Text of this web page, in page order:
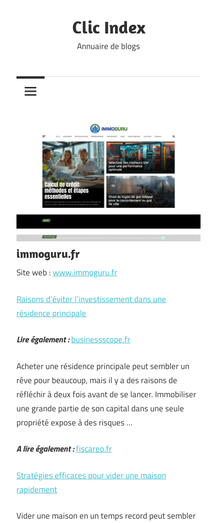
Clic Index
Annuaire de blogs
immoguru.fr
Site web :www.immoguru.fr
Raisons d’éviter l’investissement dans une
résidence principale
Lire également :businessscope.fr
Acheter une résidence principale peut sembler un
rêve pour beaucoup, mais il y a des raisons de
réfléchir à deux fois avant de se lancer. Immobiliser
une grande partie de son capital dans une seule
propriété expose à des risques …
A lire également :fiscareo.fr
Stratégies efficaces pour vider une maison
rapidement
Vider une maison en un temps record peut sembler